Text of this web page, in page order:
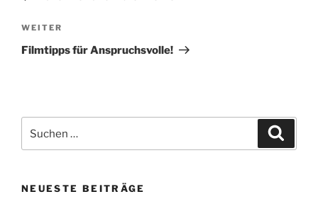
Nächster
Beitrag
WEITER
Filmtipps für Anspruchsvolle!
nach:
NEUESTE BEITRÄGE